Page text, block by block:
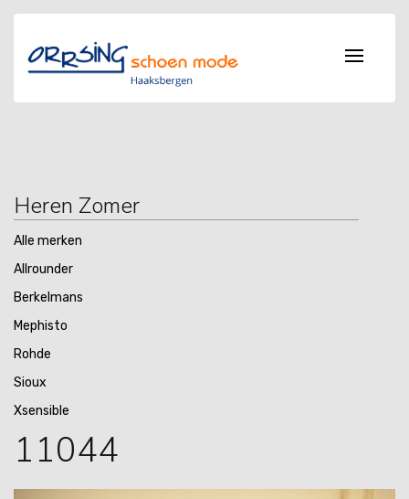
Heren Zomer
Alle merken
Allrounder
Berkelmans
Mephisto
Rohde
Sioux
Xsensible
11044